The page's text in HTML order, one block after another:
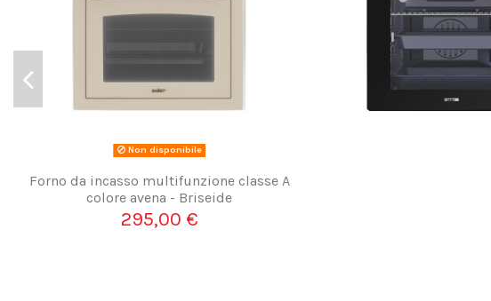
Non disponibile
Forno da incasso multifunzione classe A
colore avena - Briseide
295,00 €